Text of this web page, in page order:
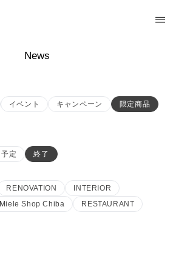
News
イベント キャンペーン
限定商品
予定
終了
RENOVATION
INTERIOR
Miele Shop Chiba
RESTAURANT